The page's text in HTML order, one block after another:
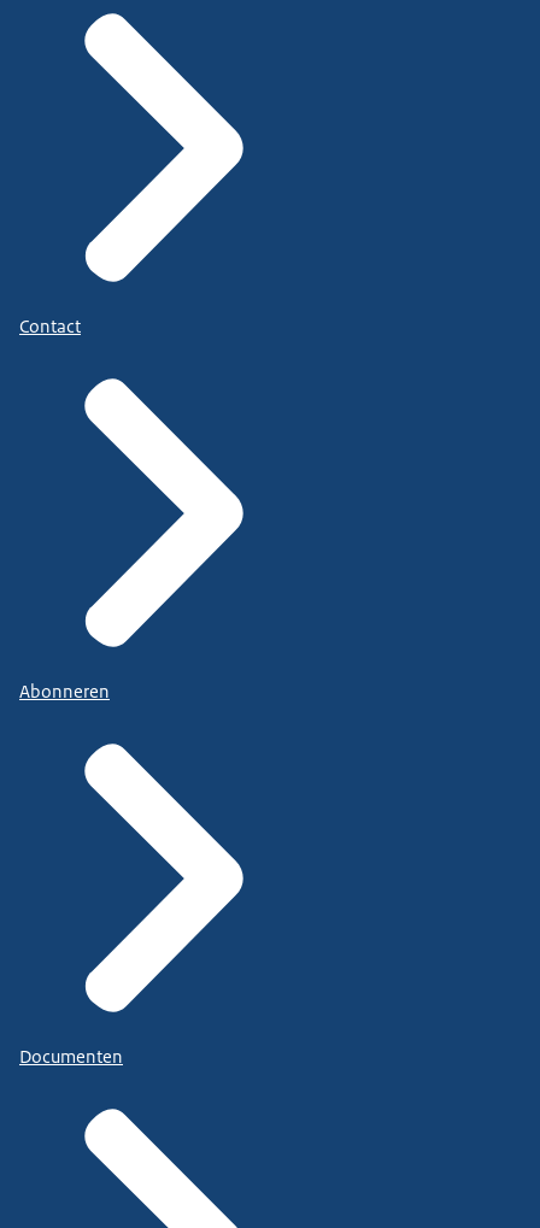
Contact
Abonneren
Documenten